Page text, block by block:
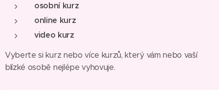
osobní kurz
online kurz
video kurz
Vyberte si kurz nebo více kurzů, který vám nebo vaší
blízké osobě nejlépe vyhovuje.